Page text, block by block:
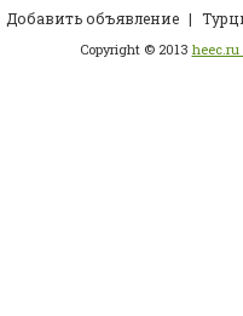
Добавить объявление |
Copyright © 2013